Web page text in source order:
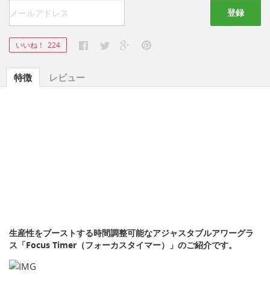
登録
いいね！ 224
特徴 レビュー
生産性をブーストする時間調整可能なアジャスタブルアワーグラ
ス「Focus Timer（フォーカスタイマー）」のご紹介です。